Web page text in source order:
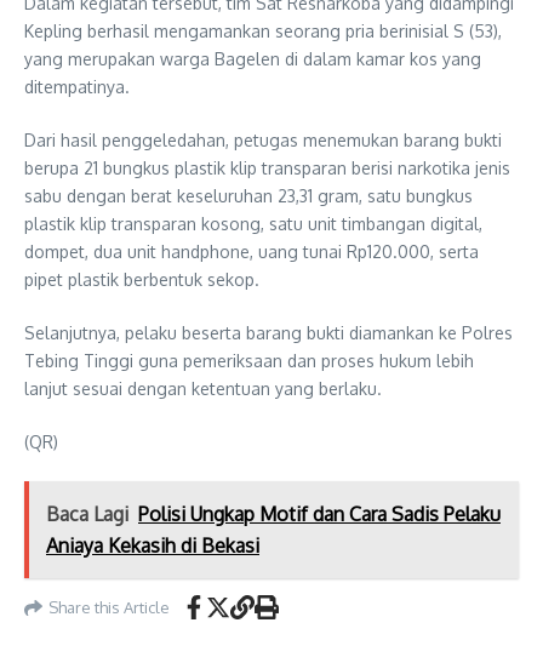
Kepling berhasil mengamankan seorang pria berinisial S (53),
yang merupakan warga Bagelen di dalam kamar kos yang
ditempatinya.
Dari hasil penggeledahan, petugas menemukan barang bukti
berupa 21 bungkus plastik klip transparan berisi narkotika jenis
sabu dengan berat keseluruhan 23,31 gram, satu bungkus
plastik klip transparan kosong, satu unit timbangan digital,
dompet, dua unit handphone, uang tunai Rp120.000, serta
pipet plastik berbentuk sekop.
Selanjutnya, pelaku beserta barang bukti diamankan ke Polres
Tebing Tinggi guna pemeriksaan dan proses hukum lebih
lanjut sesuai dengan ketentuan yang berlaku.
(QR)
Baca Lagi Polisi Ungkap Motif dan Cara Sadis Pelaku
Aniaya Kekasih di Bekasi
Share this Article